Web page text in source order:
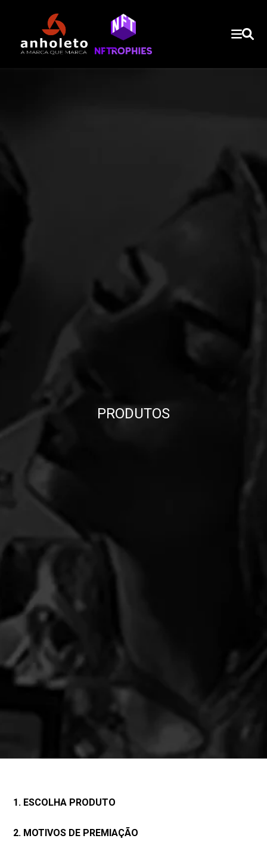
PRODUTOS
1. ESCOLHA PRODUTO
2. MOTIVOS DE PREMIAÇÃO